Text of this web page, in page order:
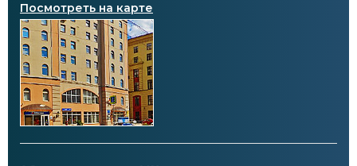
Посмотреть на карте